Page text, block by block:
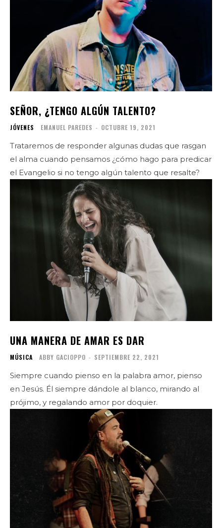
SEÑOR, ¿TENGO ALGÚN TALENTO?
JÓVENES EMANUEL PAREDES - OCTUBRE 19, 2021
Trataremos de responder algunas dudas que rasgan
el alma cuando pensamos ¿cómo hago para predicar
el Evangelio si no tengo algún talento que resalte?
UNA MANERA DE AMAR ES DAR
MÚSICA ABBY GACIOPPO - SEPTIEMBRE 22, 2021
Siempre cuando pienso en la palabra amor, pienso
en Jesús. Él siempre dándole al blanco, mirando al
prójimo, y regalando amor por doquier.